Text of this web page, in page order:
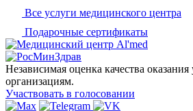
Все услуги медицинского центра
Подарочные сертификаты
Независимая оценка качества
организациям.
Участвовать в голосовании